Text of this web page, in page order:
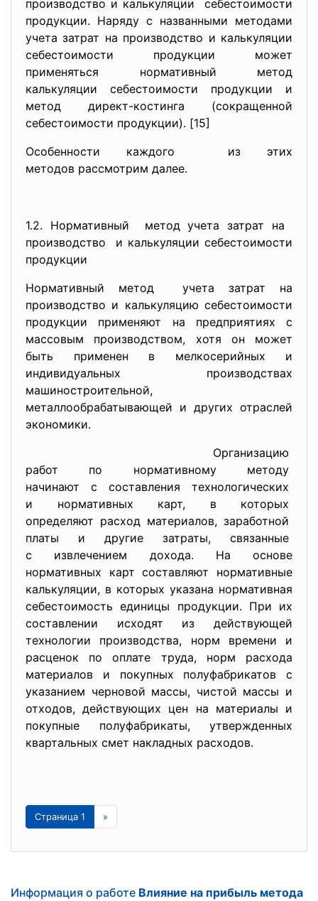
производство и калькуляции себестоимости
продукции. Наряду с названными методами
учета затрат на производство и калькуляции
себестоимости продукции может
применяться нормативный метод
калькуляции себестоимости продукции и
метод директ-костинга (сокращенной
себестоимости продукции). [15]
Особенности каждого из этих
методов рассмотрим далее.
1.2. Нормативный метод учета затрат на
производство и калькуляции себестоимости
продукции
Нормативный метод учета затрат на
производство и калькуляцию себестоимости
продукции применяют на предприятиях с
массовым производством, хотя он может
быть применен в мелкосерийных и
индивидуальных производствах
машиностроительной,
металлообрабатывающей и других отраслей
экономики.
Организацию
работ по нормативному методу
начинают с составления технологических
и нормативных карт, в которых
определяют расход материалов, заработной
платы и другие затраты, связанные
с извлечением дохода. На основе
нормативных карт составляют нормативные
калькуляции, в которых указана нормативная
себестоимость единицы продукции. При их
составлении исходят из действующей
технологии производства, норм времени и
расценок по оплате труда, норм расхода
материалов и покупных полуфабрикатов с
указанием черновой массы, чистой массы и
отходов, действующих цен на материалы и
покупные полуфабрикаты, утвержденных
квартальных смет накладных расходов.
Страница 1 »
Информация о работе Влияние на прибыль метода